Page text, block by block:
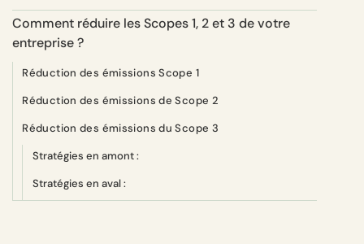
Comment réduire les Scopes 1, 2 et 3 de votre
entreprise ?
Réduction des émissions Scope 1
Réduction des émissions de Scope 2
Réduction des émissions du Scope 3
Stratégies en amont :
Stratégies en aval :